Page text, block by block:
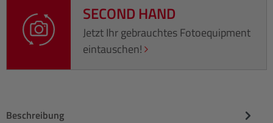
SECOND HAND
Jetzt Ihr gebrauchtes Fotoequipment
eintauschen!
Beschreibung